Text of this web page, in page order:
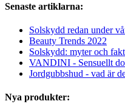
Senaste artiklarna:
Solskydd redan under
Beauty Trends 2022
Solskydd: myter och
VANDINI - Sensuellt
Jordgubbshud - vad är
Nya produkter: